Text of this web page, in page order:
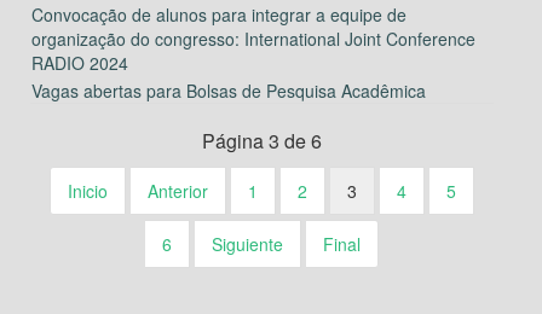
Convocação de alunos para integrar a equipe de
organização do congresso: International Joint Conference
RADIO 2024
Vagas abertas para Bolsas de Pesquisa Acadêmica
Página 3 de 6
Inicio Anterior 1 2 3 4 5
6 Siguiente Final